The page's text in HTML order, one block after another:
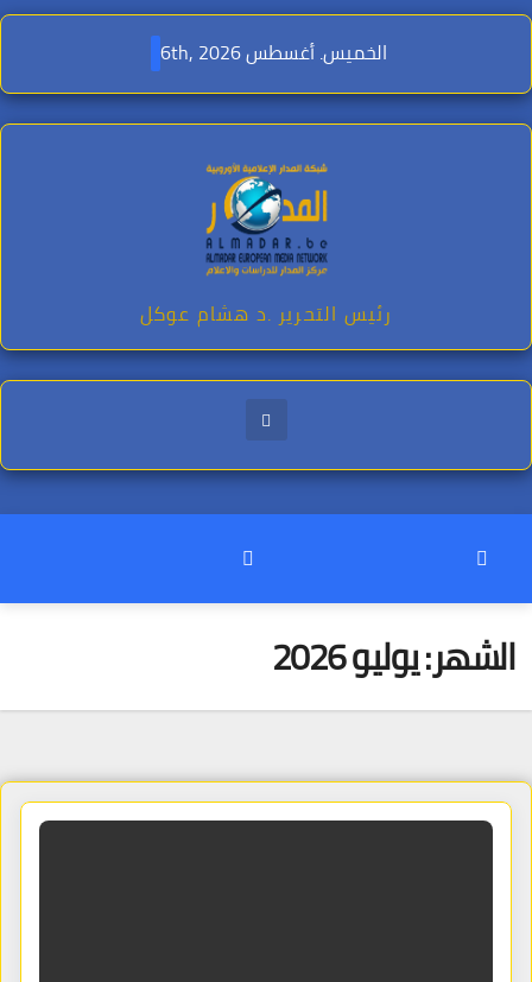
Skip
content
الخميس. أغسطس 6th, 2026
رئيس التحرير .د هشام عوكل
الشهر:يوليو 2026